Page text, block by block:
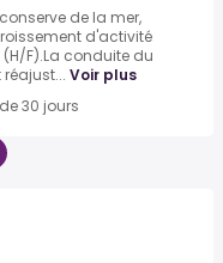
de la mer,
d'activité
(H/F).La conduite du
Voir plus
30 jours